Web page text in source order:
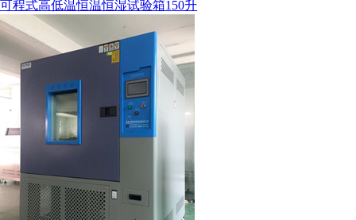
可程式高低温恒温恒湿试验箱150升